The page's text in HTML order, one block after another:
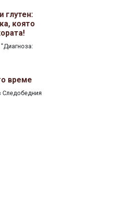
глутен:
която
време